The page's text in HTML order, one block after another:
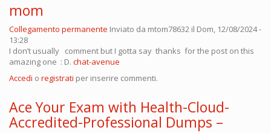
mom
Collegamento permanente Inviato da mtom78632 il Dom, 12/08/2024 -
13:28
I don’t usually comment but I gotta say thanks for the post on this
amazing one : D. chat-avenue
Accedi o registrati per inserire commenti.
Ace Your Exam with Health-Cloud-
Accredited-Professional Dumps –